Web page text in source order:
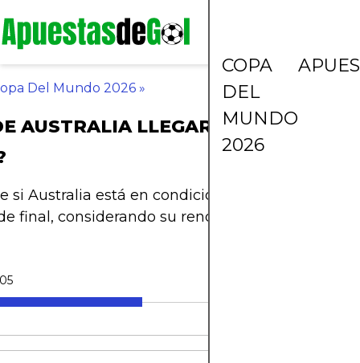
COPA
DEL
MUNDO
2026
Del Mundo 2026 »
AUSTRALIA LLEGAR A CUARTOS
si Australia está en condiciones reales de
final, considerando su rendimiento, rivales y